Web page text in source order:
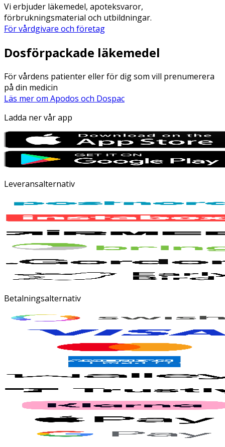
Vi erbjuder läkemedel, apoteksvaror,
förbrukningsmaterial och utbildningar.
För vårdgivare och företag
Dosförpackade läkemedel
För vårdens patienter eller för dig som vill prenumerera
på din medicin
Läs mer om Apodos och Dospac
Ladda ner vår app
Leveransalternativ
Betalningsalternativ